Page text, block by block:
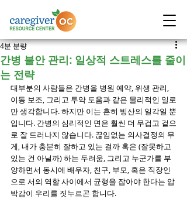
간병 불안 관리: 일상적 스트레스를 줄이
는 전략
4분 분량
대부분의 사람들은 간병을 병원 예약, 위생 관리,
이동 보조, 그리고 투약 도움과 같은 물리적인 일로
만 생각합니다. 하지만 이는 흔히 빙산의 일각일 뿐
입니다. 간병의 심리적인 면은 훨씬 더 무겁고 겉으
로 잘 드러나지 않습니다. 끊임없는 의사결정의 무
게, 내가 충분히 잘하고 있는 걸까 혹은 (잘못하고
있는 건 아닐까) 하는 두려움, 그리고 누군가를 부
양하면서 동시에 배우자, 친구, 부모, 혹은 직장인
으로 서의 역할 사이에서 균형을 잡아야 한다는 압
박감이 우리를 짓누르곤 합니다.